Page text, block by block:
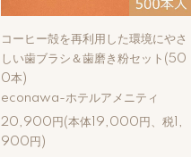
コーヒー殻を再利用した環境にやさ
しい歯ブラシ＆歯磨き粉セット(50
0本)
econawa-ホテルアメニティ
20,900円(本体19,000円、税1,
900円)